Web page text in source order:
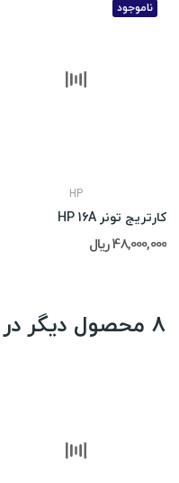
ناموجود
HP
کارتریج تونر HP 16A
48,000,000 ریال
8 محصول دیگر در همین شاخه: